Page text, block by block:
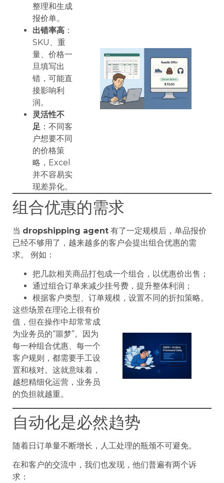
整理和生成
报价单。
出错率高 ：
SKU、重
量、价格一
旦填写出
错，可能直
接影响利
润。
灵活性不
足 ：不同客
户想要不同
的价格策
略，Excel
并不容易实
现差异化。
组合优惠的需求
当 dropshipping agent 有了一定规模后，单品报价
已经不够用了，越来越多的客户会提出组合优惠的需
求。 例如：
把几款相关商品打包成一个组合，以优惠价出售；
通过组合订单来减少挂号费，提升整体利润；
根据客户类型、订单规模，设置不同的折扣策略。
这些场景在理论上很有价
值，但在操作中却常常成
为业务员的“噩梦”。因为
每一种组合优惠、每一个
客户规则，都需要手工设
置和核对。这就意味着，
越想精细化运营，业务员
的负担就越重。
自动化是必然趋势
随着日订单量不断增长，人工处理的瓶颈不可避免。
在和客户的交流中，我们也发现，他们普遍有两个诉
求：